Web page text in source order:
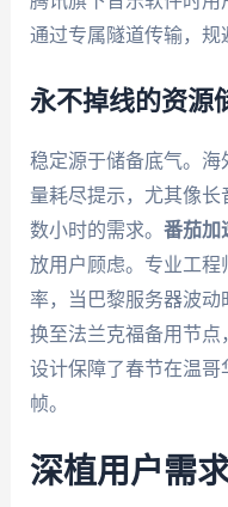
通过专属隧道传输，规
永不掉线的资源
稳定源于储备底气。海
量耗尽提示，尤其像
数小时的需求。 番茄加
放用户顾虑。专业工
率，当巴黎服务器波动
换至法兰克福备用节
设计保障了春节在温
帧。
深植用户需